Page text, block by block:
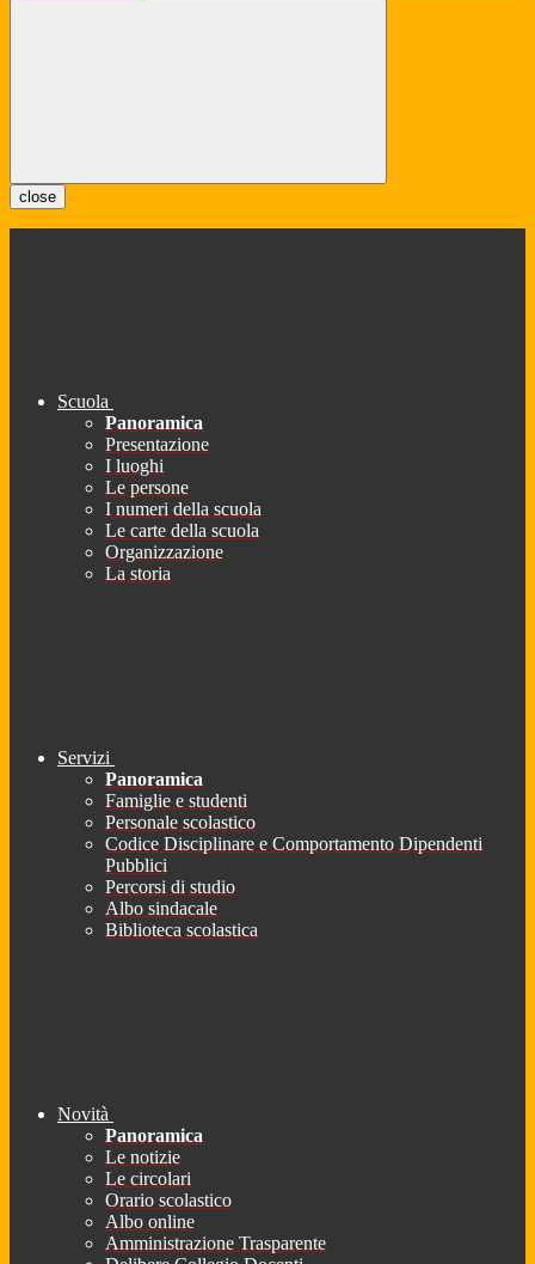
close
Scuola
Panoramica
Presentazione
I luoghi
Le persone
I numeri della scuola
Le carte della scuola
Organizzazione
La storia
Servizi
Panoramica
Famiglie e studenti
Personale scolastico
Codice Disciplinare e Comportamento Dipendenti
Pubblici
Percorsi di studio
Albo sindacale
Biblioteca scolastica
Novità
Panoramica
Le notizie
Le circolari
Orario scolastico
Albo online
Amministrazione Trasparente